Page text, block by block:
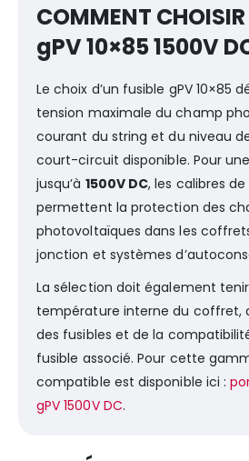
COMMENT CHOISIR
gPV 10×85 1500V
Le choix d’un fusible gPV 10×85
tension maximale du champ
courant du string et du niveau
court-circuit disponible. Pour
jusqu’à 1500V DC, les calibres de
permettent la protection des
photovoltaïques dans les
jonction et systèmes
La sélection doit également
température interne du coffret,
des fusibles et de la
fusible associé. Pour cette
compatible est disponible ici :
gPV 1500V DC.